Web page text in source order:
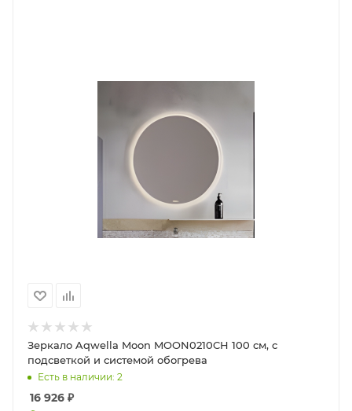
Зеркало Aqwella Moon MOON0210CH 100 см, с
подсветкой и системой обогрева
Есть в наличии: 2
16 926 ₽